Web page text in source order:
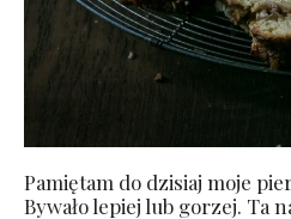
Pamiętam do dzisiaj moje
Bywało lepiej lub gorzej. Ta